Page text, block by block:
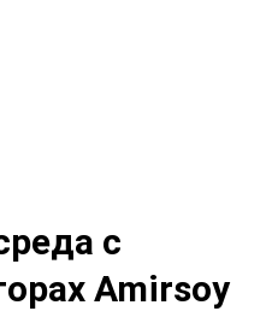
с
Amirsoy